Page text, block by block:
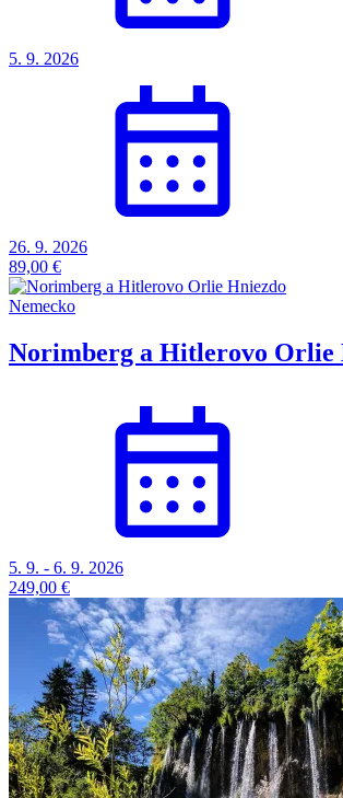
5. 9. 2026
26. 9. 2026
89,00 €
Nemecko
Norimberg a Hitlerovo Orlie
5. 9. - 6. 9. 2026
249,00 €